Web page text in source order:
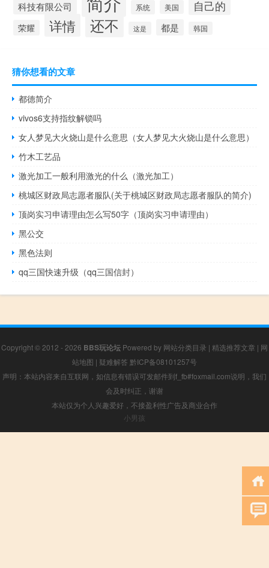
科技有限公司 系统 美国 自己的
荣耀 详情 还不 这是 都是 韩国
猜你想看的文章
都德简介
vivos6支持指纹解锁吗
女人梦见大火烧山是什么意思（女人梦见大火烧山是什么意思）
竹木工艺品
激光加工一般利用激光的什么（激光加工）
桃城区财政局志愿者服队(关于桃城区财政局志愿者服队的简介)
顶岗实习申请理由怎么写50字（顶岗实习申请理由）
黑公交
黑色法则
qq三国快速升级（qq三国信封）
Copyright © 2012 - 2026 BBS玩论坛 Powered by 网站分类目录 | 精选推荐文章 | 网
站地图 | 疑难解答 黔ICP备08101257号
声明：本站内容来自互联网，如信息有错误可发邮件到f_fb#foxmail.com说明，我们
会及时纠正，谢谢
本站仅为个人兴趣爱好，不接盈利性广告及商业合作
小男孩